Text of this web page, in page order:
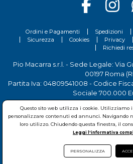
Ordini e Pagamenti Spedizioni
Sicurezza
Cookies Privacy
Richiedi
Pio Macarra s.r.l. - Sede Legale: Via
00197 Roma
Partita Iva: 04809541008 - Codice
Sociale 700.000
Tel.06 81156444- Sede Operativa:
San Cesareo
Questo sito web utilizza i cookie. Utilizziamo
personalizzare contenuti ed annunci. Navigando
loro utilizzo. Chiudendo questa finestra, il
Leggi l'informativa
PERSONALIZZA